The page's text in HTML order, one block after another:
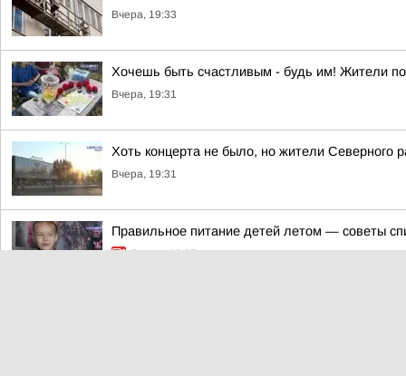
Вчера, 19:33
Хочешь быть счастливым - будь им! Жители
Вчера, 19:31
Хоть концерта не было, но жители Северного
Вчера, 19:31
Правильное питание детей летом — советы
Вчера, 19:07